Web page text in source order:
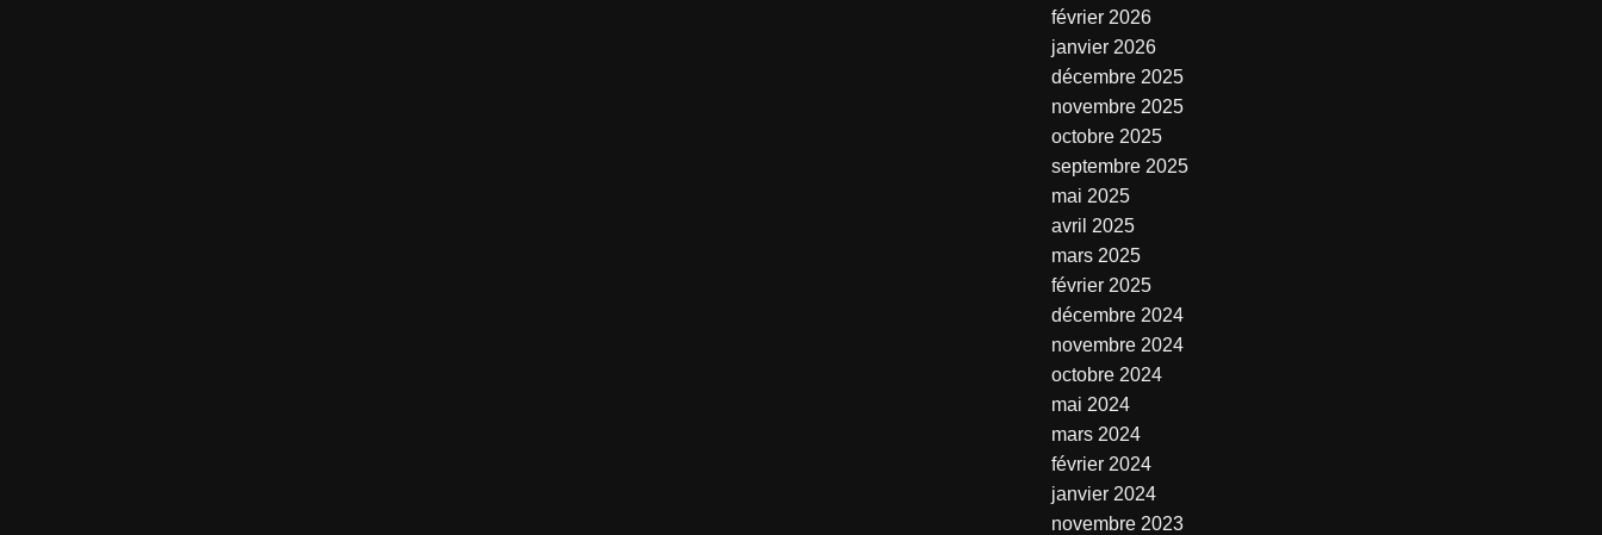
février 2026
janvier 2026
décembre 2025
novembre 2025
octobre 2025
septembre 2025
mai 2025
avril 2025
mars 2025
février 2025
décembre 2024
novembre 2024
octobre 2024
mai 2024
mars 2024
février 2024
janvier 2024
novembre 2023